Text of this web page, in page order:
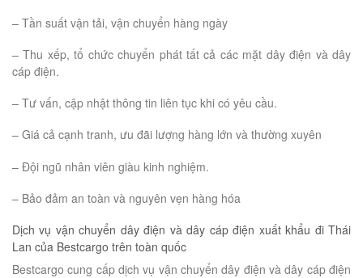
– Tần suất vận tải, vận chuyển hàng ngày
– Thu xếp, tổ chức chuyển phát tất cả các mặt dây điện và dây
cáp điện.
– Tư vấn, cập nhật thông tin liên tục khi có yêu cầu.
– Giá cả cạnh tranh, ưu đãi lượng hàng lớn và thường xuyên
– Đội ngũ nhân viên giàu kinh nghiệm.
– Bảo đảm an toàn và nguyên vẹn hàng hóa
Dịch vụ vận chuyển dây điện và dây cáp điện xuất khẩu đi Thái
Lan của Bestcargo trên toàn quốc
Bestcargo cung cấp dịch vụ vận chuyển dây điện và dây cáp điện